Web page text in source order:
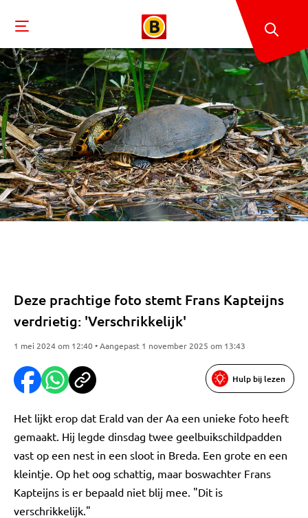
Deze prachtige foto stemt Frans Kapteijns
verdrietig: 'Verschrikkelijk'
1 mei 2024 om 12:40 • Aangepast 1 november 2025 om 13:43
Hulp bij lezen
Het lijkt erop dat Erald van der Aa een unieke foto heeft
gemaakt. Hij legde dinsdag twee geelbuikschildpadden
vast op een nest in een sloot in Breda. Een grote en een
kleintje. Op het oog schattig, maar boswachter Frans
Kapteijns is er bepaald niet blij mee. "Dit is
verschrikkelijk."